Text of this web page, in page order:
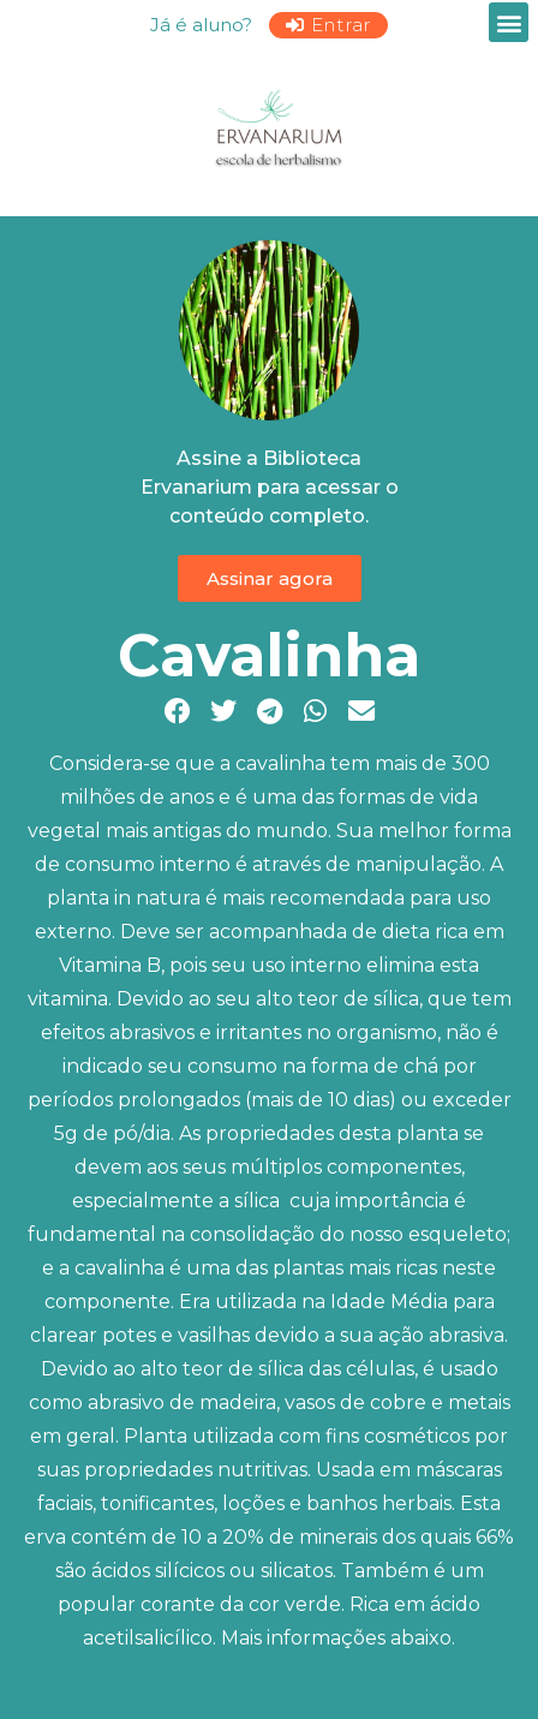
Já é aluno? Entrar
Cavalinha
Considera-se que a cavalinha tem mais de 300
milhões de anos e é uma das formas de vida
vegetal mais antigas do mundo. Sua melhor forma
de consumo interno é através de manipulação. A
planta in natura é mais recomendada para uso
externo. Deve ser acompanhada de dieta rica em
Vitamina B, pois seu uso interno elimina esta
vitamina. Devido ao seu alto teor de sílica, que tem
efeitos abrasivos e irritantes no organismo, não é
indicado seu consumo na forma de chá por
períodos prolongados (mais de 10 dias) ou exceder
5g de pó/dia. As propriedades desta planta se
devem aos seus múltiplos componentes,
especialmente a sílica ­ cuja importância é
fundamental na consolidação do nosso esqueleto;
e a cavalinha é uma das plantas mais ricas neste
componente. Era utilizada na Idade Média para
clarear potes e vasilhas devido a sua ação abrasiva.
Devido ao alto teor de sílica das células, é usado
como abrasivo de madeira, vasos de cobre e metais
em geral. Planta utilizada com fins cosméticos por
suas propriedades nutritivas. Usada em máscaras
faciais, tonificantes, loções e banhos herbais. Esta
erva contém de 10 a 20% de minerais dos quais 66%
são ácidos silícicos ou silicatos. Também é um
popular corante da cor verde. Rica em ácido
acetilsalicílico. Mais informações abaixo.
Assine a Biblioteca
Ervanarium para acessar o
conteúdo completo.
Assinar agora